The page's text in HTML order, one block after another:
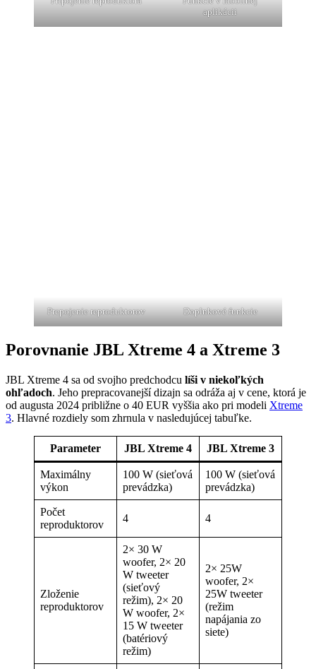
aplikácii
Prepojenie reproduktorov Doplnkové funkcie
Porovnanie JBL Xtreme 4 a Xtreme 3
JBL Xtreme 4 sa od svojho predchodcu líši v niekoľkých
ohľadoch. Jeho prepracovanejší dizajn sa odráža aj v cene, ktorá je
od augusta 2024 približne o 40 EUR vyššia ako pri modeli Xtreme
3. Hlavné rozdiely som zhrnula v nasledujúcej tabuľke.
Parameter JBL Xtreme 4 JBL Xtreme 3
Maximálny
výkon
100 W (sieťová
prevádzka)
100 W (sieťová
prevádzka)
Počet
reproduktorov
4 4
Zloženie
reproduktorov
2× 30 W
woofer, 2× 20
W tweeter
(sieťový
režim), 2× 20
W woofer, 2×
15 W tweeter
(batériový
režim)
2× 25W
woofer, 2×
25W tweeter
(režim
napájania zo
siete)